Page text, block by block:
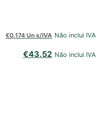
€0.174 Un s/IVA Não inclui IVA
€43.52 Não inclui IVA